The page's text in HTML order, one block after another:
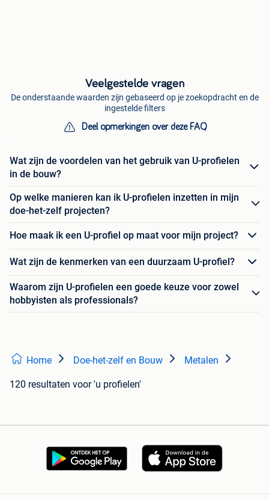
Veelgestelde vragen
De onderstaande waarden zijn gebaseerd op je zoekopdracht en de
ingestelde filters
Deel opmerkingen over deze FAQ
Wat zijn de voordelen van het gebruik van U-profielen
in de bouw?
Op welke manieren kan ik U-profielen inzetten in mijn
doe-het-zelf projecten?
Hoe maak ik een U-profiel op maat voor mijn project?
Wat zijn de kenmerken van een duurzaam U-profiel?
Waarom zijn U-profielen een goede keuze voor zowel
hobbyisten als professionals?
Home Doe-het-zelf en Bouw Metalen
120 resultaten voor 'u profielen'